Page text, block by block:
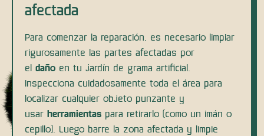
afectada
Para comenzar la reparación, es necesario limpiar
rigurosamente las partes afectadas por
eldaño en tu jardín de grama artificial.
Inspecciona cuidadosamente toda el área para
localizar cualquier objeto punzante y
usar herramientas para retirarlo (como un imán o
cepillo). Luego barre la zona afectada y limpie